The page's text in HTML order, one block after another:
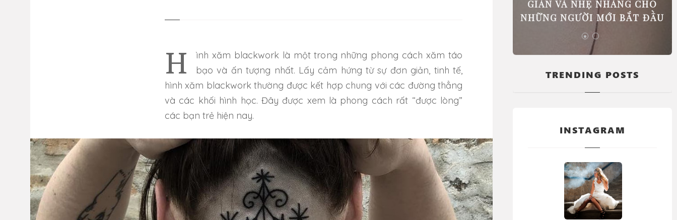
Hình xăm blackwork là một trong những phong cách xăm táo
bạo và ấn tượng nhất. Lấy cảm hứng từ sự đơn giản, tinh tế,
hình xăm blackwork thường được kết hợp chung với các đường thẳng
và các khối hình học. Đây được xem là phong cách rất “được lòng”
các bạn trẻ hiện nay.
GIẢN VÀ NHẸ NHÀNG CHO
NHỮNG NGƯỜI MỚI BẮT ĐẦU
TRENDING POSTS
INSTAGRAM